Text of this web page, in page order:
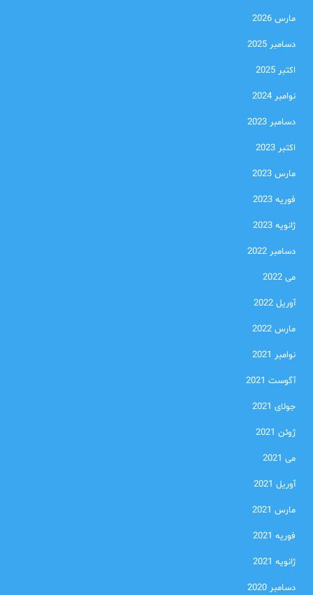
مارس 2026
دسامبر 2025
اکتبر 2025
نوامبر 2024
دسامبر 2023
اکتبر 2023
مارس 2023
فوریه 2023
ژانویه 2023
دسامبر 2022
می 2022
آوریل 2022
مارس 2022
نوامبر 2021
آگوست 2021
جولای 2021
ژوئن 2021
می 2021
آوریل 2021
مارس 2021
فوریه 2021
ژانویه 2021
دسامبر 2020